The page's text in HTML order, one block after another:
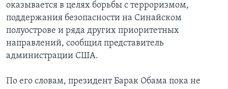
оказывается в целях борьбы с терроризмом,
поддержания безопасности на Синайском
полуострове и ряда других приоритетных
направлений, сообщил представитель
администрации США.
По его словам, президент Барак Обама пока не